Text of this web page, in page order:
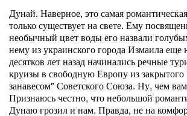
Дунай. Наверное, это самая
только существует на свете. Ему
необычный цвет воды его назвали
нему из украинского города Измаила еще
десятков лет назад начинались речные
круизы в свободную Европу из
занавесом" Советского Союза. Ну, чем
Признаюсь честно, что небольшой
Дунаю грозил и нам. Правда, не на